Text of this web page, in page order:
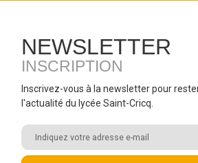
NEWSLETTER
INSCRIPTION
Inscrivez-vous à la newsletter pour
l'actualité du lycée Saint-Cricq.